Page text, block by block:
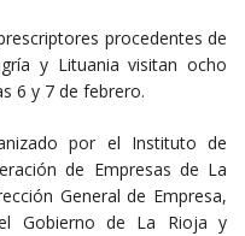
procedentes de
y Lituania visitan ocho
6 y 7 de febrero.
por el Instituto de
de Empresas de La
General de Empresa,
Gobierno de La Rioja y